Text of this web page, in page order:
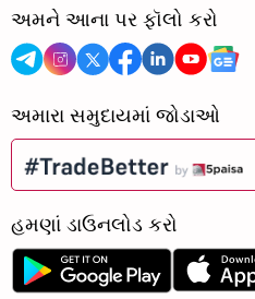
અમને આના પર ફૉલો કરો
અમારા સમુદાયમાં જોડાઓ
હમણાં ડાઉનલોડ કરો